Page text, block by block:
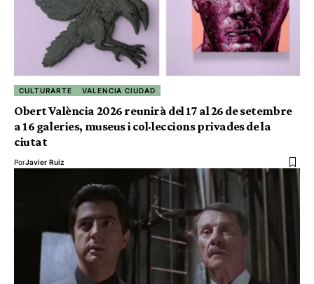
CULTURARTE VALENCIA CIUDAD
Obert València 2026 reunirà del 17 al 26 de setembre
a 16 galeries, museus i col·leccions privades de la
ciutat
PorJavier Ruiz